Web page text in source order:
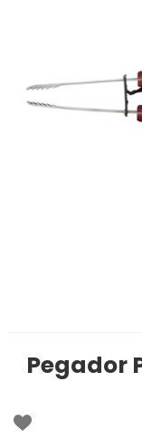
Pegador